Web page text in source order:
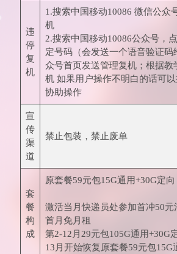
违
停
复
机
1.搜索中国移动10086 微信公众
机
2.搜索中国移动10086公众号，
定号码（会发送一个语音验证码
众号首页发送管理复机；根据教
机 如果用户操作不明白的话可
协助操作
宣
传
渠
道
禁止包装，禁止废单
套
餐
构
成
原套餐59元包15G通用+30G定向
激活当月快递员处参加首冲50元
首月免月租
第2-12月29元包105G通用+30G
13月开始恢复原套餐59元包15G